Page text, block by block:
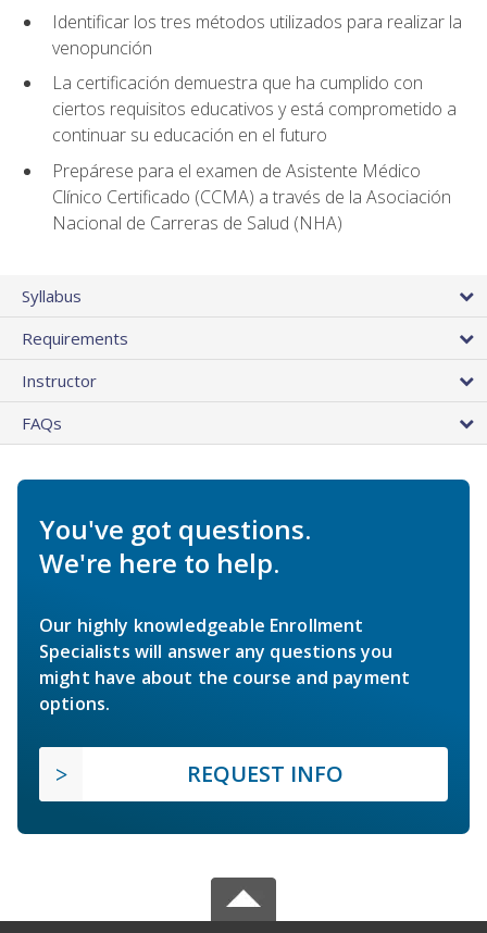
Identificar los tres métodos utilizados para realizar la
venopunción
La certificación demuestra que ha cumplido con
ciertos requisitos educativos y está comprometido a
continuar su educación en el futuro
Prepárese para el examen de Asistente Médico
Clínico Certificado (CCMA) a través de la Asociación
Nacional de Carreras de Salud (NHA)
Syllabus
Requirements
Instructor
FAQs
You've got questions.
We're here to help.
Our highly knowledgeable Enrollment
Specialists will answer any questions you
might have about the course and payment
options.
REQUEST INFO